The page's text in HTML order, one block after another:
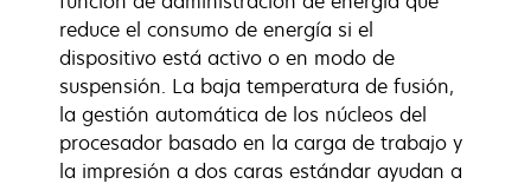
reduce el consumo de energía si el
dispositivo está activo o en modo de
suspensión. La baja temperatura de fusión,
la gestión automática de los núcleos del
procesador basado en la carga de trabajo y
la impresión a dos caras estándar ayudan a